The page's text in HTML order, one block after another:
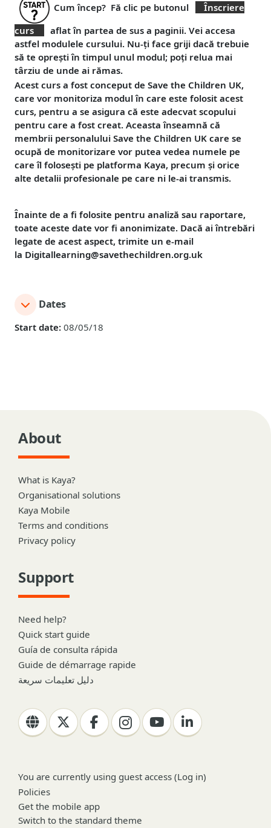
Cum încep? Fă clic pe butonul
Înscriere
curs
aflat în partea de sus a paginii. Vei accesa
astfel modulele cursului. Nu-ți face griji dacă trebuie
să te oprești în timpul unul modul; poți relua mai
târziu de unde ai rămas.
Acest curs a fost conceput de Save the Children UK,
care vor monitoriza modul în care este folosit acest
curs, pentru a se asigura că este adecvat scopului
pentru care a fost creat. Aceasta înseamnă că
membrii personalului Save the Children UK care se
ocupă de monitorizare vor putea vedea numele pe
care îl folosești pe platforma Kaya, precum și orice
alte detalii profesionale pe care ni le-ai transmis.
Înainte de a fi folosite pentru analiză sau raportare,
toate aceste date vor fi anonimizate. Dacă ai întrebări
legate de acest aspect, trimite un e-mail
la Digitallearning@savethechildren.org.uk
Dates
Start date: 08/05/18
About
What is Kaya?
Organisational solutions
Kaya Mobile
Terms and conditions
Privacy policy
Support
Need help?
Quick start guide
Guía de consulta rápida
Guide de démarrage rapide
دليل تعليمات سريعة
You are currently using guest access (Log in)
Policies
Get the mobile app
Switch to the standard theme